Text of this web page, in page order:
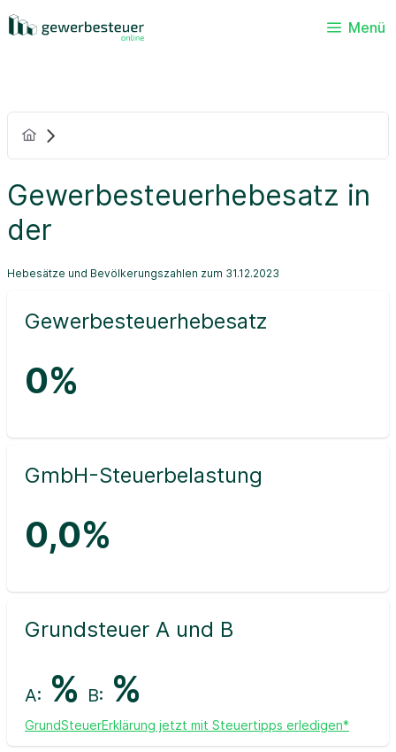
Menü
Gewerbesteuerhebesatz in
der
Hebesätze und Bevölkerungszahlen zum 31.12.2023
Gewerbesteuerhebesatz
0%
GmbH-Steuerbelastung
0,0%
Grundsteuer A und B
A: % B: %
GrundSteuerErklärung jetzt mit Steuertipps erledigen*